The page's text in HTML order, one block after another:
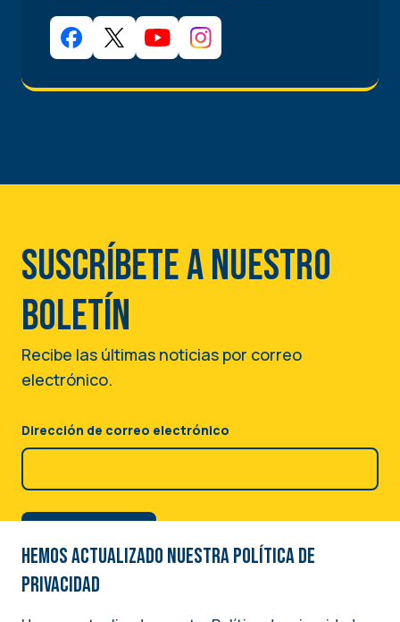
Suscríbete a nuestro
boletín
Recibe las últimas noticias por correo
electrónico.
Dirección de correo electrónico
Hemos actualizado nuestra Política de
privacidad